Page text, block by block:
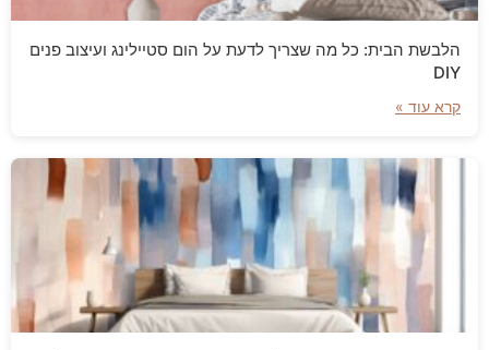
הלבשת הבית: כל מה שצריך לדעת על הום סטיילינג ועיצוב פנים
DIY
קרא עוד »